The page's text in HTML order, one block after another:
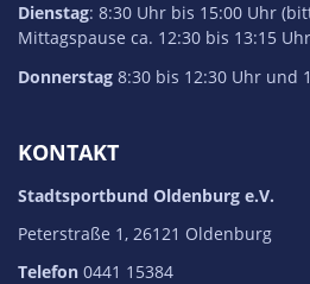
Dienstag: 8:30 Uhr bis 15:00 Uhr
Mittagspause ca. 12:30 bis 13:15
Donnerstag 8:30 bis 12:30 Uhr und
KONTAKT
Stadtsportbund Oldenburg e.V.
Peterstraße 1, 26121 Oldenburg
Telefon 0441 15384